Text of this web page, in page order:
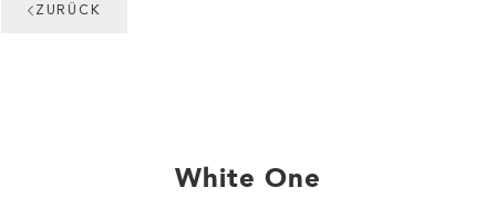
ZURÜCK
White One